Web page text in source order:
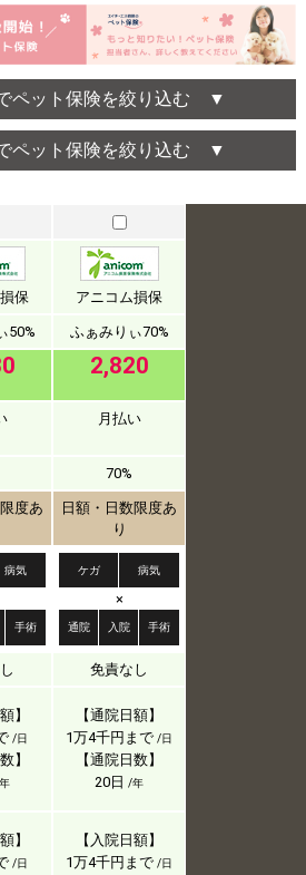
ペット保険を絞り込む ▼
ペット保険を絞り込む ▼
保 アニコム損保
50% ふぁみりぃ70%
2,820
月払い
70%
度あ
日額・日数限度あ
り
病気
手術
ケガ 病気
×
通院 入院 手術
免責なし
】
/日
】
【通院日額】
1万4千円まで /日
【通院日数】
20日 /年
】
/日
【入院日額】
1万4千円まで /日